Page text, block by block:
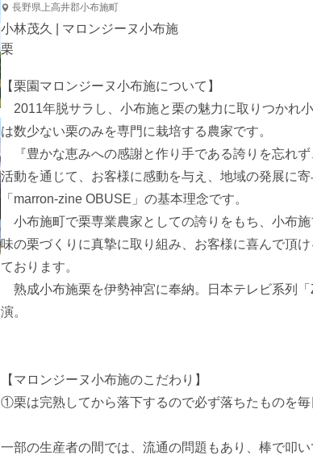
長野県上高井郡小布施町
小林茂久 | マロンジーヌ小布施
栗
【栗園マロンジーヌ小布施について】
2011年脱サラし、小布施と栗の魅力に取りつかれ
は数少ない栗のみを専門に栽培する農家です。
『豊かな恵みへの感謝と作り手である誇りを忘れ
活動を通じて、お客様に感動を与え、地域の発展に
「marron-zine OBUSE」の基本理念です。
小布施町で栗専業農家としての誇りをもち、小布
味の栗づくりに真摯に取り組み、お客様に喜んで頂
ております。
熟成小布施栗を伊勢神宮に奉納。日本テレビ系列
演。
【マロンジーヌ小布施のこだわり】
①栗は完熟してから落下するので必ず落ちたものを毎
一部の生産者の間では、流通の問題もあり、棒で叩